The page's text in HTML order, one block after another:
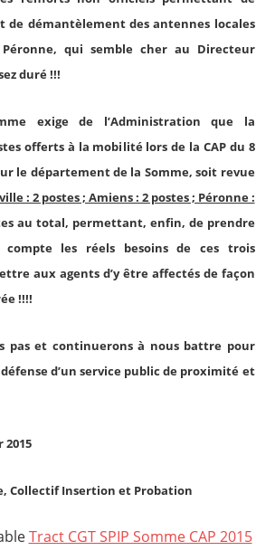
de démantèlement des antennes locales
Péronne, qui semble cher au Directeur
duré !!!
exige de l’Administration que la
offerts à la mobilité lors de la CAP du 8
le département de la Somme, soit revue
: 2 postes ; Amiens : 2 postes ; Péronne :
au total, permettant, enfin, de prendre
les réels besoins de ces trois
aux agents d’y être affectés de façon
!!!!
pas et continuerons à nous battre pour
d’un service public de proximité et
Collectif Insertion et Probation
Tract CGT SPIP Somme CAP 2015